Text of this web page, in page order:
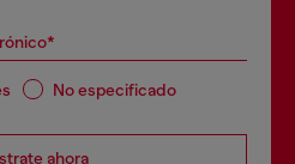
No especificado
ahora